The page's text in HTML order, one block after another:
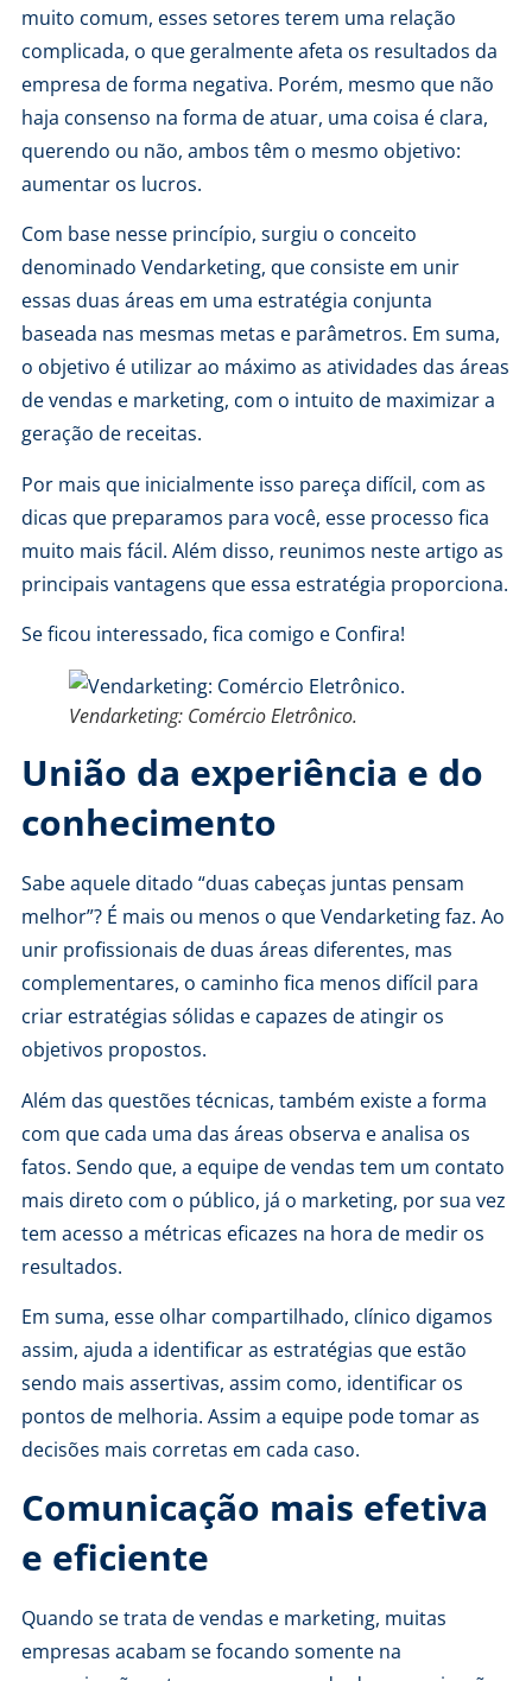
muito comum, esses setores terem uma relação
complicada, o que geralmente afeta os resultados da
empresa de forma negativa. Porém, mesmo que não
haja consenso na forma de atuar, uma coisa é clara,
querendo ou não, ambos têm o mesmo objetivo:
aumentar os lucros.
Com base nesse princípio, surgiu o conceito
denominado Vendarketing, que consiste em unir
essas duas áreas em uma estratégia conjunta
baseada nas mesmas metas e parâmetros. Em suma,
o objetivo é utilizar ao máximo as atividades das áreas
de vendas e marketing, com o intuito de maximizar a
geração de receitas.
Por mais que inicialmente isso pareça difícil, com as
dicas que preparamos para você, esse processo fica
muito mais fácil. Além disso, reunimos neste artigo as
principais vantagens que essa estratégia proporciona.
Se ficou interessado, fica comigo e Confira!
Vendarketing: Comércio Eletrônico.
União da experiência e do
conhecimento
Sabe aquele ditado “duas cabeças juntas pensam
melhor”? É mais ou menos o que Vendarketing faz. Ao
unir profissionais de duas áreas diferentes, mas
complementares, o caminho fica menos difícil para
criar estratégias sólidas e capazes de atingir os
objetivos propostos.
Além das questões técnicas, também existe a forma
com que cada uma das áreas observa e analisa os
fatos. Sendo que, a equipe de vendas tem um contato
mais direto com o público, já o marketing, por sua vez
tem acesso a métricas eficazes na hora de medir os
resultados.
Em suma, esse olhar compartilhado, clínico digamos
assim, ajuda a identificar as estratégias que estão
sendo mais assertivas, assim como, identificar os
pontos de melhoria. Assim a equipe pode tomar as
decisões mais corretas em cada caso.
Comunicação mais efetiva
e eficiente
Quando se trata de vendas e marketing, muitas
empresas acabam se focando somente na